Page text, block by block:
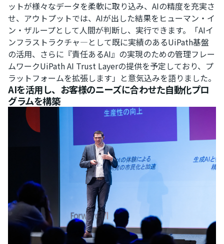
ットが様々なデータを柔軟に取り込み、AIの精度を充実さ
せ、アウトプットでは、AIが出した結果をヒューマン・イ
ン・ザループとして人間が判断し、実行できます。「AIイ
ンフラストラクチャ―として既に実績のあるUiPath基盤
の活用、さらに『責任あるAI』の実現のための管理フレー
ムワークUiPath AI Trust Layerの提供を予定しており、プ
ラットフォームを拡張します」と意気込みを語りました。
AIを活用し、お客様のニーズに合わせた自動化プロ
グラムを構築